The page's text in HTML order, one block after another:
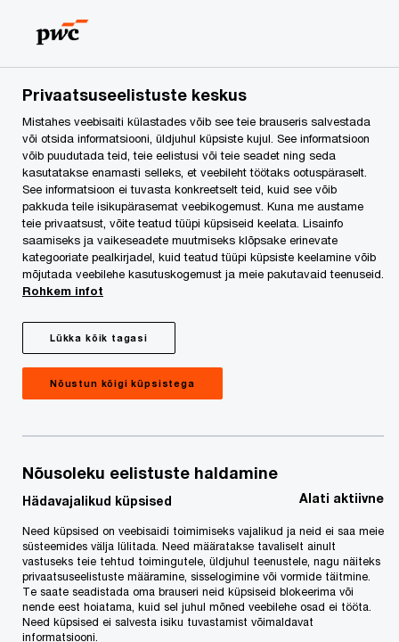
content
footer
PwC Eesti Kontaktid Kontaktid
Kontaktid
We help you meet tomorrow’s tech demands so you can
compete at a speed that rewrites the rules
See how
Follow us
PwC Eesti Kontaktid Kontaktid
Meie teenused
Audiitorkontroll
Privaatsuseelistuste keskus
Mistahes veebisaiti külastades võib see teie brauseris salvestada
või otsida informatsiooni, üldjuhul küpsiste kujul. See informatsioon
võib puudutada teid, teie eelistusi või teie seadet ning seda
kasutatakse enamasti selleks, et veebileht töötaks ootuspäraselt.
See informatsioon ei tuvasta konkreetselt teid, kuid see võib
pakkuda teile isikupärasemat veebikogemust. Kuna me austame
teie privaatsust, võite teatud tüüpi küpsiseid keelata. Lisainfo
saamiseks ja vaikeseadete muutmiseks klõpsake erinevate
kategooriate pealkirjadel, kuid teatud tüüpi küpsiste keelamine võib
mõjutada veebilehe kasutuskogemust ja meie pakutavaid teenuseid.
Rohkem infot
Lükka kõik tagasi
Nõustun kõigi küpsistega
Nõusoleku eelistuste haldamine
Hädavajalikud küpsised Alati aktiivne
Need küpsised on veebisaidi toimimiseks vajalikud ja neid ei saa meie
süsteemides välja lülitada. Need määratakse tavaliselt ainult
vastuseks teie tehtud toimingutele, üldjuhul teenustele, nagu näiteks
privaatsuseelistuste määramine, sisselogimine või vormide täitmine.
Te saate seadistada oma brauseri neid küpsiseid blokeerima või
nende eest hoiatama, kuid sel juhul mõned veebilehe osad ei tööta.
Need küpsised ei salvesta isiku tuvastamist võimaldavat
informatsiooni.